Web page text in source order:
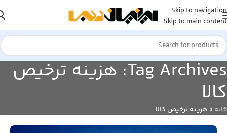
Skip to navigation
Skip to main content
Tag Archives: هزینه ترخیص
کالا
خانه » هزینه ترخیص کالا